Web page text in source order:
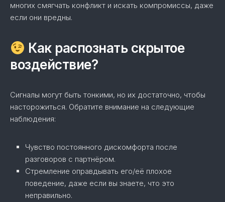
многих смягчать конфликт и искать компромиссы, даже
если они вредны.
Как распознать скрытое
воздействие?
Сигналы могут быть тонкими, но их достаточно, чтобы
насторожиться. Обратите внимание на следующие
наблюдения:
Чувство постоянного дискомфорта после
разговоров с партнёром.
Стремление оправдывать его/её плохое
поведение, даже если вы знаете, что это
неправильно.